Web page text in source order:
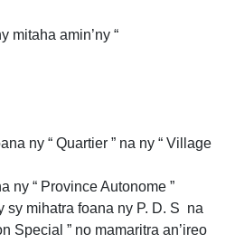
mitaha amin’ny “
ny “ Quartier ” na ny “ Village
ny “ Province Autonome ”
sy mihatra foana ny P. D. S na
Special ” no mamaritra an’ireo